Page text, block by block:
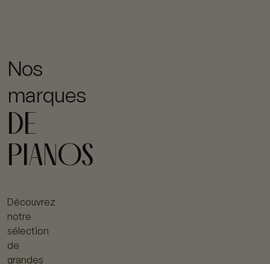
Nos
marques
DE
PIANOS
Découvrez
notre
sélection
de
grandes